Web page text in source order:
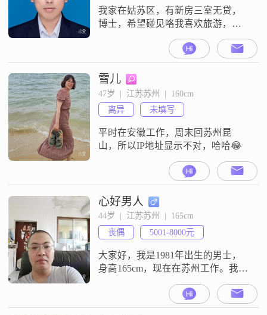
探险。如果你也认同这些相处方
式，欢迎你
我家在姑苏区，有新房三室无贷，
博士，希望碰见咯我喜欢旅游，读
书，运动，喜欢我目前的生活状
态。我渴望能带着你一起看大海，
去看大草原，买你心爱的东西，去
吃各地美食，一起营造我们的幸福
婚姻，一起慢慢变老。希望能在这
里尽早遇到你。
雪儿
47岁  |  江苏苏州  |  160cm
离异
未填写
平时在安徽工作，周末回苏州昆
山，所以IP地址显示不对，哈哈😂
心好男人
44岁  |  江苏苏州  |  165cm
丧偶
5001-8000元
大家好，我是1981年出生的男士，
身高165cm，现在在苏州工作。我的
学历是中专，月收入在5001到8000
元之间。我这个人性格比较稳重可
靠，平时也很幽默风趣，做事自信